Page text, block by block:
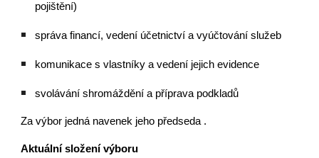
pojištění)
správa financí, vedení účetnictví a vyúčtování služeb
komunikace s vlastníky a vedení jejich evidence
svolávání shromáždění a příprava podkladů
Za výbor jedná navenek jeho předseda .
Aktuální složení výboru